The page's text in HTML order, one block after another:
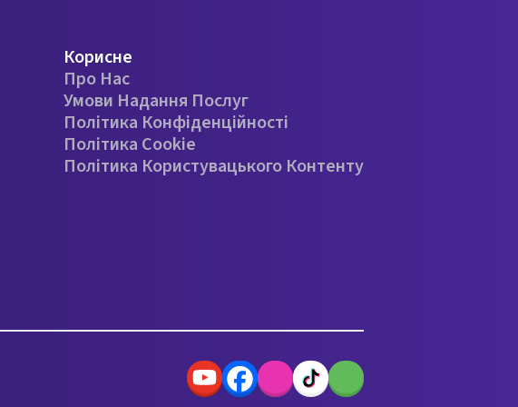
Корисне
Про Нас
Умови Надання Послуг
Політика Конфіденційності
Політика Cookie
Політика Користувацького Контенту